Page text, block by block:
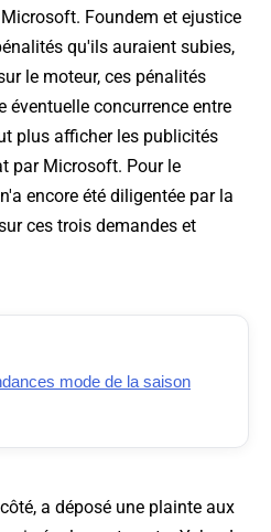
Foundem et ejustice
qu'ils auraient subies,
le moteur, ces pénalités
éventuelle concurrence entre
plus afficher les publicités
par Microsoft. Pour le
encore été diligentée par la
ces trois demandes et
mode de la saison
a déposé une plainte aux